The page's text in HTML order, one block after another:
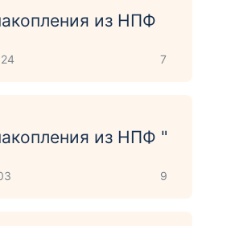
из НПФ
7
из НПФ "
9